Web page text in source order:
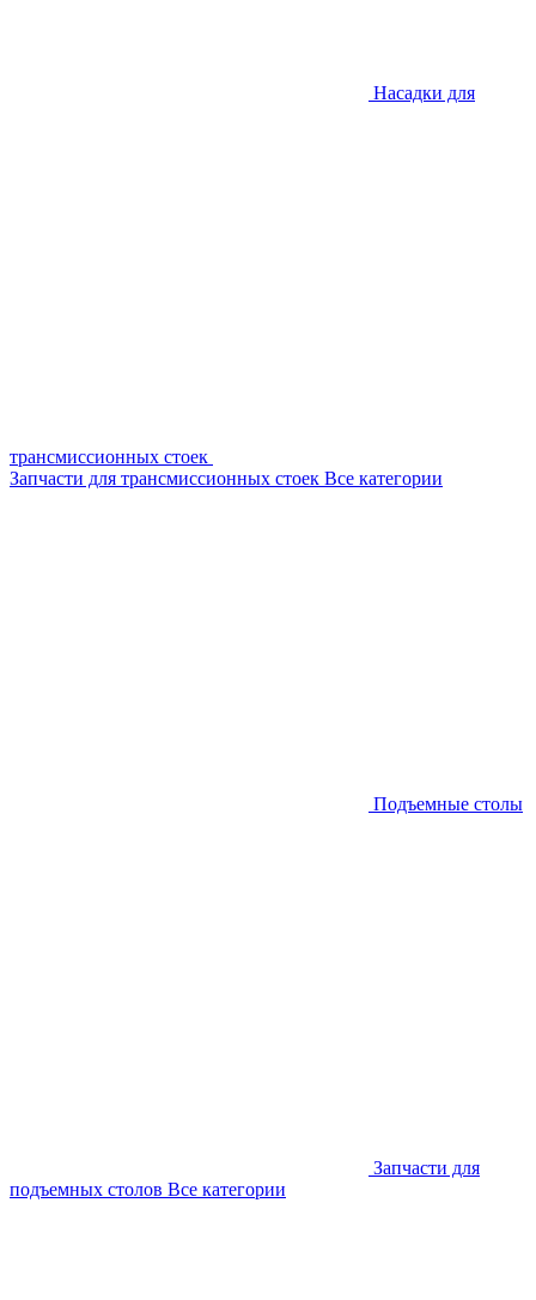
Насадки для
трансмиссионных стоек
Запчасти для трансмиссионных стоек Все категории
Подъемные столы
Запчасти для
подъемных столов Все категории